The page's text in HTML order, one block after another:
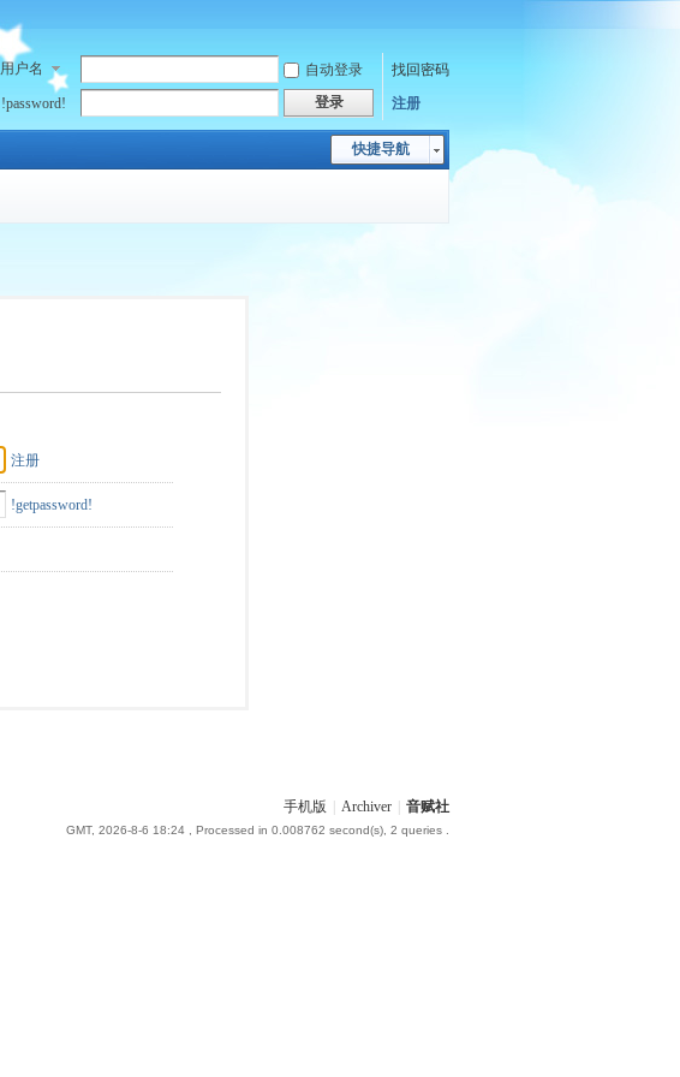
用户名 自动登录
找回密码
!password!
登录 注册
快捷导航
注册
!getpassword!
手机版 Archiver 音赋社
GMT, 2026-8-6 18:24 , Processed in 0.008762 second(s), 2 queries .